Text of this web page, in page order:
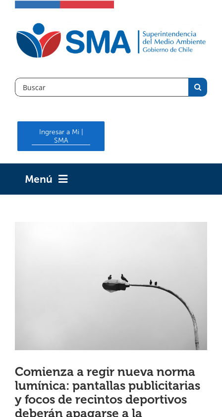
content
Search
for:
Ingresar a Mi |
SMA
Menú
PREGUNTAS FRECUENTES
CONTACTO
Comienza a regir nueva norma
lumínica: pantallas publicitarias
y focos de recintos deportivos
deberán apagarse a la